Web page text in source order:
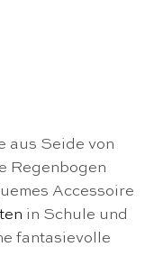
aus Seide von
Regenbogen
Accessoire
in Schule und
fantasievolle